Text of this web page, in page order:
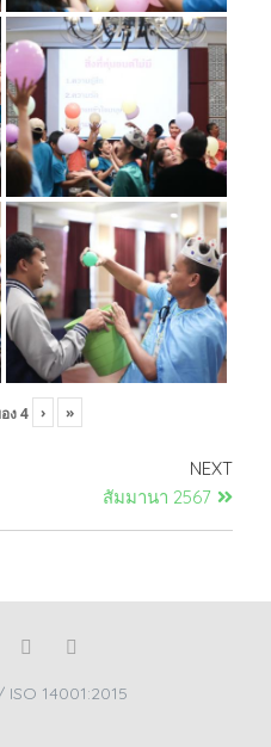
ง4 › »
NEXT
สัมมานา 2567
ISO 14001:2015